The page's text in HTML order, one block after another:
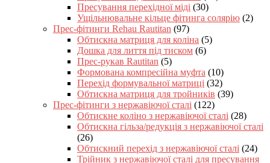
Пресування перехідної міді (30)
Ущільнювальне кільце фітинга солярію (2)
Прес-фітинги Rehau Rautitan (97)
Обтискна матриця для коліна (5)
Дошка для лиття під тиском (6)
Прес-рукав Rautitan (5)
Формована компресійна муфта (10)
Перехід формувальної матриці (32)
Обтискна матриця для тройників (39)
Прес-фітинги з нержавіючої сталі (122)
Обтискне коліно з нержавіючої сталі (28)
Обтискна гільза/редукція з нержавіючої сталі
(26)
Обтискний перехід з нержавіючої сталі (24)
Трійник з нержавіючої сталі для пресування